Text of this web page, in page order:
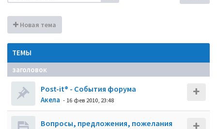
Новая тема
ТЕМЫ
заголовок
Post-it® - События форума
Акела - 16 фев 2010, 23:48
Вопросы, предложения, пожелания